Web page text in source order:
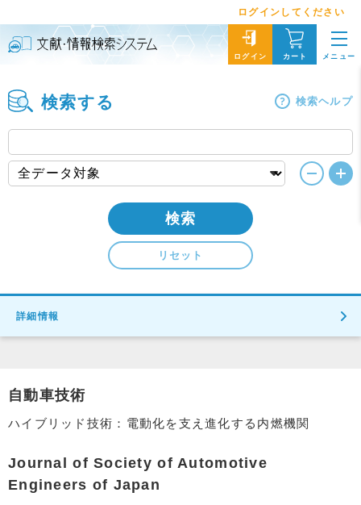
ログインしてください
ログイン カート メニュー
検索する 検索ヘルプ
検索
リセット
詳細情報
自動車技術
ハイブリッド技術：電動化を支え進化する内燃機関
Journal of Society of Automotive
Engineers of Japan